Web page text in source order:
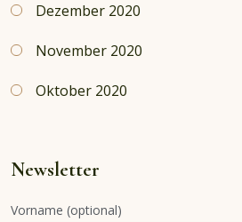
Dezember 2020
November 2020
Oktober 2020
Newsletter
Vorname (optional)